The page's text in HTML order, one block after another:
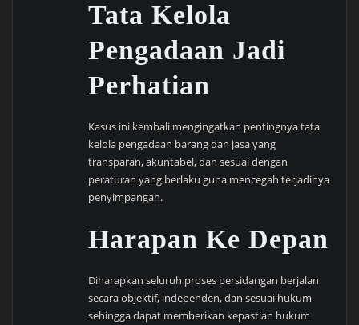
Tata Kelola
Pengadaan Jadi
Perhatian
Kasus ini kembali mengingatkan pentingnya tata
kelola pengadaan barang dan jasa yang
transparan, akuntabel, dan sesuai dengan
peraturan yang berlaku guna mencegah terjadinya
penyimpangan.
Harapan Ke Depan
Diharapkan seluruh proses persidangan berjalan
secara objektif, independen, dan sesuai hukum
sehingga dapat memberikan kepastian hukum